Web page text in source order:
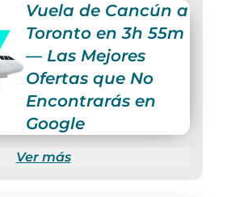
Vuela de Cancún a
Toronto en 3h 55m
— Las Mejores
Ofertas que No
Encontrarás en
Google
Ver más